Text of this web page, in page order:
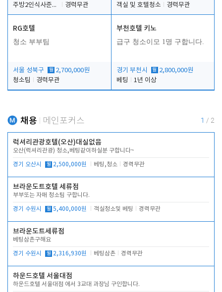
주방2인식사준비및청소린렌보조
경력무관
객실 및 호텔청소
경력무관
RG호텔
청소 부부팀
서울 성북구 월 2,700,000원
청소팀
경력무관
부천호텔 키노
급구 청소이모 1명 구합니다.
경기 부천시 월 2,800,000원
베팅
1년 이상
채용 메인포커스 1 / 2
럭셔리관광호텔(오산)대실없음
오산(럭셔리관광) 청소,베팅같이하실분 구합니다~
경기 오산시 월 2,500,000원 베팅,청소 경력무관
브라운도트호텔 세류점
부부또는 자매 청소팀 구합니다.
경기 수원시 월 5,400,000원 객실청소및 베팅 경력무관
브라운도트세류점
베팅삼촌구해요
경기 수원시 월 2,316,930원 베팅삼촌 경력무관
하운드호텔 서울대점
하운드호텔 서울대점 에서 3교대 과장님 구인합니다.